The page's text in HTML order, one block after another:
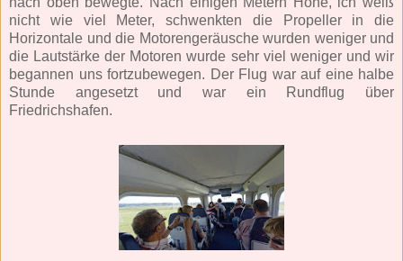
nicht wie viel Meter, schwenkten die Propeller in die
Horizontale und die Motorengeräusche wurden weniger und
die Lautstärke der Motoren wurde sehr viel weniger und wir
begannen uns fortzubewegen. Der Flug war auf eine halbe
Stunde angesetzt und war ein Rundflug über
Friedrichshafen.